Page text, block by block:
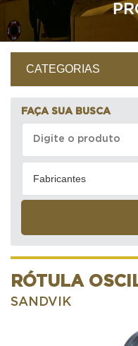
CATEGORIAS
FAÇA SUA BUSCA
Fabricantes
RÓTULA
SANDVIK